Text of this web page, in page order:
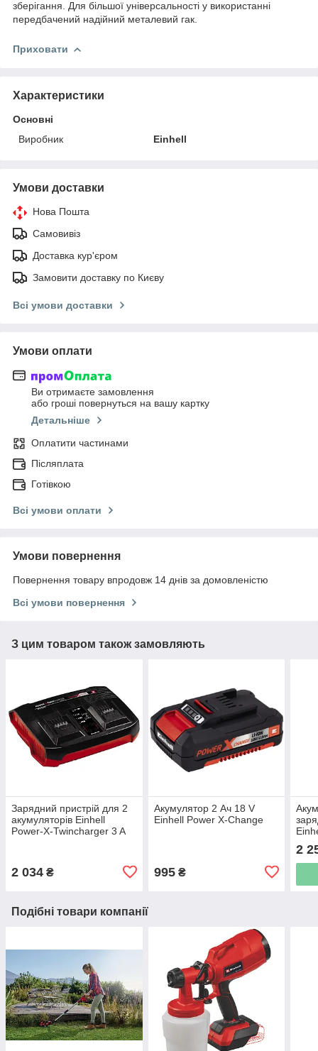
зберігання. Для більшої універсальності у використанні
передбачений надійний металевий гак.
Приховати
Характеристики
Основні
Виробник
Einhell
Умови доставки
Нова Пошта
Самовивіз
Доставка кур'єром
Замовити доставку по Києву
Всі умови доставки
Умови оплати
Ви отримаєте замовлення
або гроші повернуться на вашу картку
Детальніше
Оплатити частинами
Післяплата
Готівкою
Всі умови оплати
Умови повернення
Повернення товару впродовж 14 днів за домовленістю
Всі умови повернення
З цим товаром також замовляють
Зарядний пристрій для 2
акумуляторів Einhell
Power-X-Twincharger 3 A
2 034 ₴
Акумулятор 2 Ач 18 V
Einhell Power X-Change
995₴
2
Подібні товари компанії